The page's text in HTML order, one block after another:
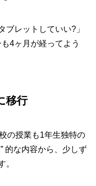
ブレットしていい?」
4ヶ月が経ってよう
移行
の授業も1年生独特の
的な内容から、少しず
。